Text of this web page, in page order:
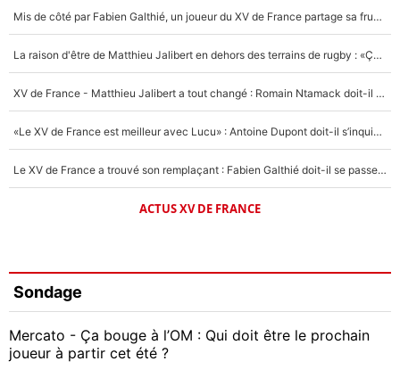
Mis de côté par Fabien Galthié, un joueur du XV de France partage sa frustration : «ils ne me l’ont pas dit tout de suite»
La raison d'être de Matthieu Jalibert en dehors des terrains de rugby : «Ça m'atteint autant que si tu touches à un membre de ma famille»
XV de France - Matthieu Jalibert a tout changé : Romain Ntamack doit-il s’inquiéter pour sa place à un an de la Coupe du monde ?
«Le XV de France est meilleur avec Lucu» : Antoine Dupont doit-il s’inquiéter pour sa place ?
Le XV de France a trouvé son remplaçant : Fabien Galthié doit-il se passer d'Antoine Dupont ?
ACTUS XV DE FRANCE
Sondage
Mercato - Ça bouge à l’OM : Qui doit être le prochain
joueur à partir cet été ?